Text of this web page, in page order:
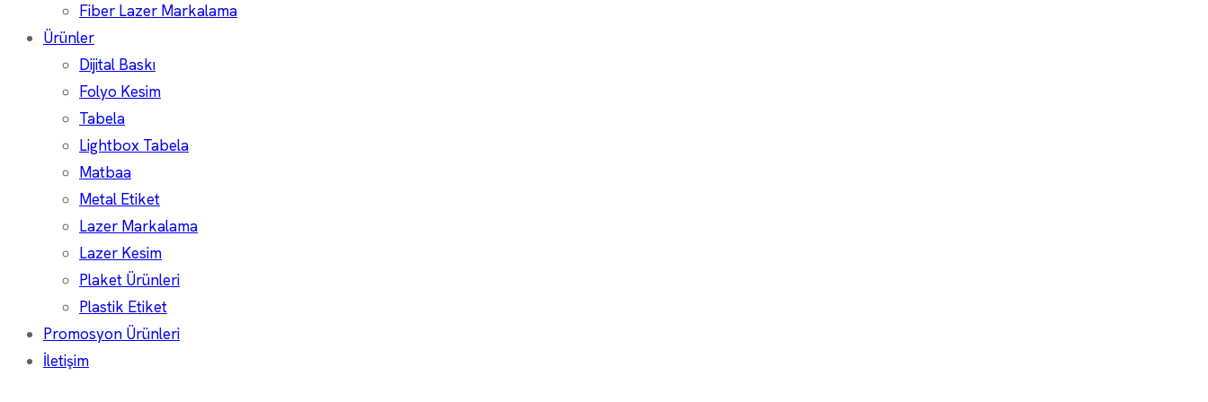
Fiber Lazer Markalama
Ürünler
Dijital Baskı
Folyo Kesim
Tabela
Lightbox Tabela
Matbaa
Metal Etiket
Lazer Markalama
Lazer Kesim
Plaket Ürünleri
Plastik Etiket
Promosyon Ürünleri
İletişim